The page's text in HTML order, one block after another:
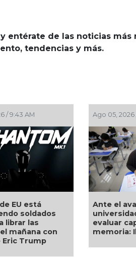
y entérate de las noticias más
tendencias y más.
Ago 05, 2026 / 9:33 AM
Ante el avance de la IA,
universidades deben
evaluar capacidades,
memoria: Ibero